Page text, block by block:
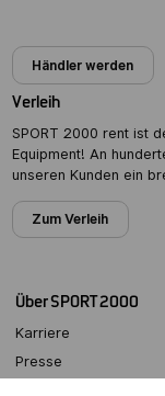
Händler werden
Verleih
SPORT 2000 rent ist
Equipment! An
unseren Kunden ein
Zum Verleih
Über SPORT 2000
Karriere
Presse